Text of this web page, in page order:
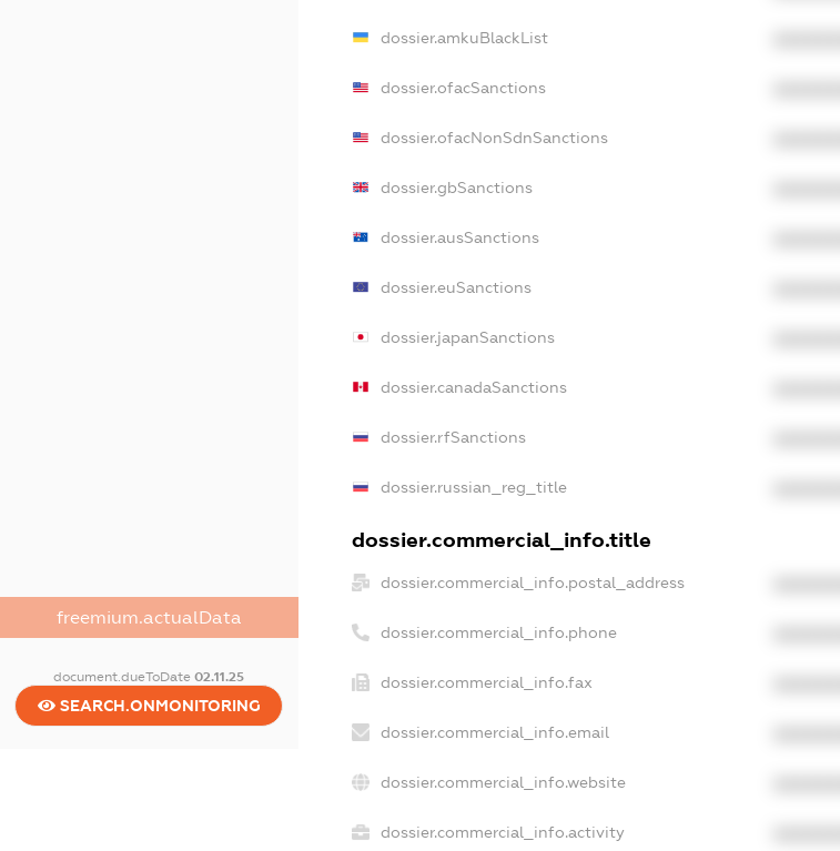
freemium.actualData
document.dueToDate02.11.25
SEARCH.ONMONITORING
dossier.amkuBlackList
dossier.ofacSanctions
dossier.ofacNonSdnSanctions
dossier.gbSanctions
dossier.ausSanctions
dossier.euSanctions
dossier.japanSanctions
dossier.canadaSanctions
dossier.rfSanctions
dossier.russian_reg_title
dossier.commercial_info.title
dossier.commercial_info.postal_address
dossier.commercial_info.phone
dossier.commercial_info.fax
dossier.commercial_info.email
dossier.commercial_info.website
dossier.commercial_info.activity